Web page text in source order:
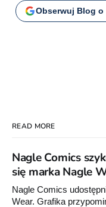
Obserwuj Blog
READ MORE
Nagle Comics
się marka Nagle
Nagle Comics
Wear. Grafika